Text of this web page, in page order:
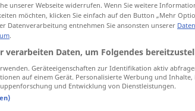
Auffassung
unserer Webseite widerrufen. Wenn Sie weitere
möchten, klicken Sie einfach auf den Button „Mehr
Datenverarbeitung entnehmen Sie ansonsten unserer
.
verarbeiten Daten, um Folgendes
Geräteeigenschaften zur Identifikation aktiv
auf einem Gerät. Personalisierte Werbung und Inhalte,
und Entwicklung von Dienstleistungen.